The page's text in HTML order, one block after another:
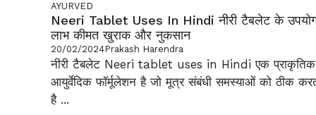
AYURVED
Neeri Tablet Uses In Hindi नीरी टैबलेट के
लाभ कीमत खुराक और नुकसान
20/02/2024Prakash Harendra
नीरी टैबलेट Neeri tablet uses in Hindi एक प्राकृतिक
आयुर्वेदिक फॉर्मूलेशन है जो मूत्र संबंधी समस्याओं को ठीक
है ...